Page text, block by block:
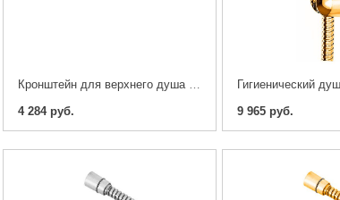
4 284 руб.
9 965 руб.